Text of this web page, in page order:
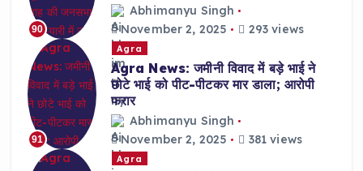
90
Abhimanyu Singh
November 2, 2025
293 views
91
Agra
Agra News: जमीनी विवाद में बड़े भाई ने
छोटे भाई को पीट-पीटकर मार डाला; आरोपी
फरार
Abhimanyu Singh
November 2, 2025
381 views
Agra